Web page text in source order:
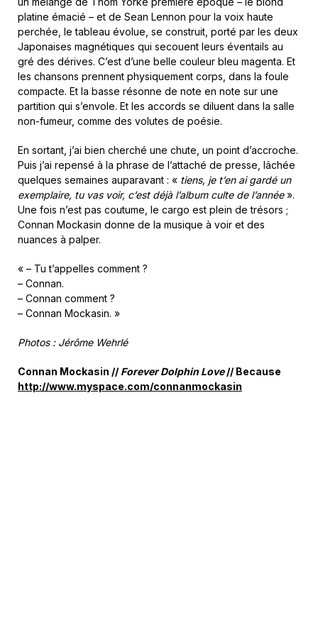
platine émacié – et de Sean Lennon pour la voix haute
perchée, le tableau évolue, se construit, porté par les deux
Japonaises magnétiques qui secouent leurs éventails au
gré des dérives. C’est d’une belle couleur bleu magenta. Et
les chansons prennent physiquement corps, dans la foule
compacte. Et la basse résonne de note en note sur une
partition qui s’envole. Et les accords se diluent dans la salle
non-fumeur, comme des volutes de poésie.
En sortant, j’ai bien cherché une chute, un point d’accroche.
Puis j’ai repensé à la phrase de l’attaché de presse, lâchée
quelques semaines auparavant : « tiens, je t’en ai gardé un
exemplaire, tu vas voir, c’est déjà l’album culte de l’année».
Une fois n’est pas coutume, le cargo est plein de trésors ;
Connan Mockasin donne de la musique à voir et des
nuances à palper.
« – Tu t’appelles comment ?
– Connan.
– Connan comment ?
– Connan Mockasin. »
Photos : Jérôme Wehrlé
Connan Mockasin // Forever Dolphin Love// Because
http://www.myspace.com/connanmockasin